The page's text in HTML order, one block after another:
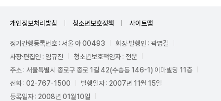
개인정보처리방침 청소년보호정책 사이트맵
정기간행등록번호 : 서울 아 00493
회장·발행인 : 곽영길
사장·편집인 : 임규진
청소년보호책임자 : 전운
주소 : 서울특별시 종로구 종로 1길 42(수송동 146-1) 이마빌딩 11층
전화 : 02-767-1500
발행일자 : 2007년 11월 15일
등록일자 : 2008년 01월10일